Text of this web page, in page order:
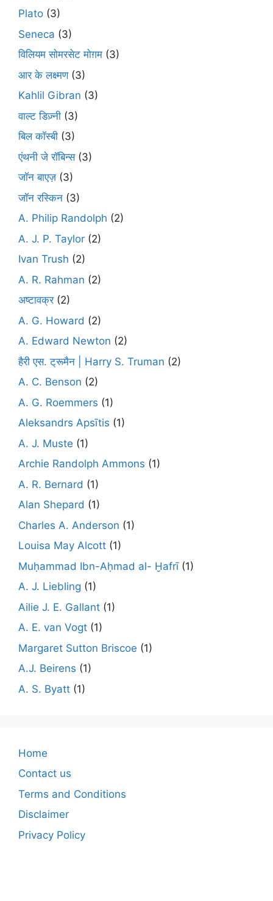
Plato (3)
Seneca (3)
विलियम सोमरसेट मोग़म (3)
आर के लक्ष्मण(3)
Kahlil Gibran (3)
वाल्ट डिज़्नी (3)
बिल कॉस्बी (3)
एंथनी जे रॉबिन्स(3)
जॉन बाएज़ (3)
जॉन रस्किन (3)
A. Philip Randolph (2)
A. J. P. Taylor (2)
Ivan Trush (2)
A. R. Rahman (2)
अष्टावक्र(2)
A. G. Howard (2)
A. Edward Newton (2)
हैरी एस. ट्रूमैन | Harry S. Truman (2)
A. C. Benson (2)
A. G. Roemmers (1)
Aleksandrs Apsītis (1)
A. J. Muste (1)
Archie Randolph Ammons (1)
A. R. Bernard (1)
Alan Shepard (1)
Charles A. Anderson (1)
Louisa May Alcott (1)
Muḥammad Ibn-Aḥmad al- Ḫafrī(1)
A. J. Liebling (1)
Ailie J. E. Gallant (1)
A. E. van Vogt (1)
Margaret Sutton Briscoe (1)
A.J. Beirens (1)
A. S. Byatt (1)
Home
Contact us
Terms and Conditions
Disclaimer
Privacy Policy